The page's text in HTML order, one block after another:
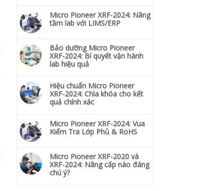
Micro Pioneer XRF-2024: Nâng
tầm lab với LIMS/ERP
Bảo dưỡng Micro Pioneer
XRF-2024: Bí quyết vận hành
lab hiệu quả
Hiệu chuẩn Micro Pioneer
XRF-2024: Chìa khóa cho kết
quả chính xác
Micro Pioneer XRF-2024: Vua
Kiểm Tra Lớp Phủ & RoHS
Micro Pioneer XRF-2020 và
XRF-2024: Nâng cấp nào đáng
chú ý?